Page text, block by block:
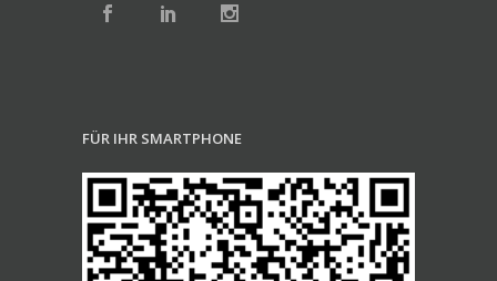
FÜR IHR SMARTPHONE